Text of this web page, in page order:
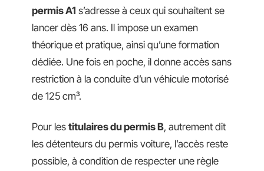
permis A1 s’adresse à ceux qui souhaitent se
lancer dès 16 ans. Il impose un examen
théorique et pratique, ainsi qu’une formation
dédiée. Une fois en poche, il donne accès sans
restriction à la conduite d’un véhicule motorisé
de 125 cm³.
Pour les titulaires du permis B, autrement dit
les détenteurs du permis voiture, l’accès reste
possible, à condition de respecter une règle